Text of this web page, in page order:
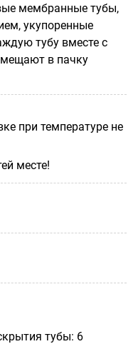
мембранные тубы,
укупоренные
тубу вместе с
в пачку
при температуре не
месте!
тубы: 6